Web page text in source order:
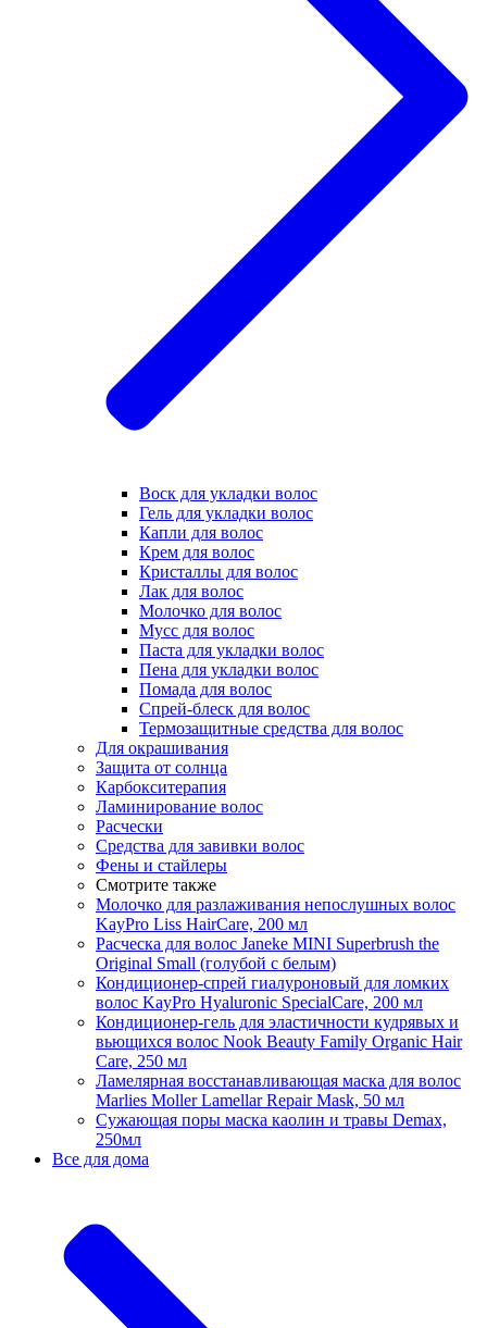
Воск для укладки волос
Гель для укладки волос
Капли для волос
Крем для волос
Кристаллы для волос
Лак для волос
Молочко для волос
Мусс для волос
Паста для укладки волос
Пена для укладки волос
Помада для волос
Спрей-блеск для волос
Термозащитные средства для волос
Для окрашивания
Защита от солнца
Карбокситерапия
Ламинирование волос
Расчески
Средства для завивки волос
Фены и стайлеры
Смотрите также
Молочко для разлаживания непослушных волос
KayPro Liss HairCare, 200 мл
Расческа для волос Janeke MINI Superbrush the
Original Small (голубой с белым)
Кондиционер-спрей гиалуроновый для ломких
волос KayPro Hyaluronic SpecialCare, 200 мл
Кондиционер-гель для эластичности кудрявых и
вьющихся волос Nook Beauty Family Organic Hair
Care, 250 мл
Ламелярная восстанавливающая маска для волос
Marlies Moller Lamellar Repair Mask, 50 мл
Сужающая поры маска каолин и травы Demax,
250мл
Все для дома